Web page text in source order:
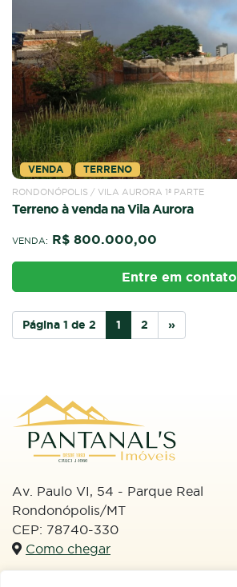
VENDA TERRENO
RONDONÓPOLIS / VILA AURORA 1ª PARTE
Terreno à venda na Vila Aurora
VENDA: R$ 800.000,00
Entre em contato
Página 1 de 2 1 2 »
Av. Paulo VI, 54 - Parque Real
Rondonópolis/MT
CEP: 78740-330
Como chegar